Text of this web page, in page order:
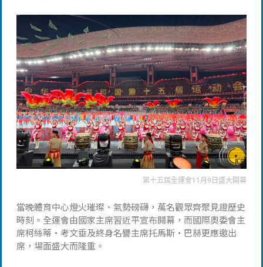
第十五屆全運會11月9日盛大開幕
當晚體育中心燈火璀璨、氣勢磅礴，萬名觀眾齊聚見證歷史
時刻。全運會由國家主席習近平宣布開幕，而國際奧委會主
席柯絲蒂‧考文垂及終身名譽主席托馬斯‧巴赫更應邀出
席，場面盛大而隆重。